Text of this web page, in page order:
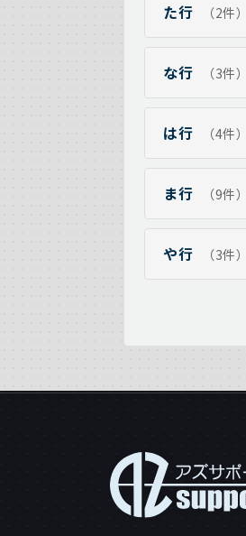
た行 （2件）
な行 （3件）
は行 （4件）
ま行 （9件）
や行 （3件）